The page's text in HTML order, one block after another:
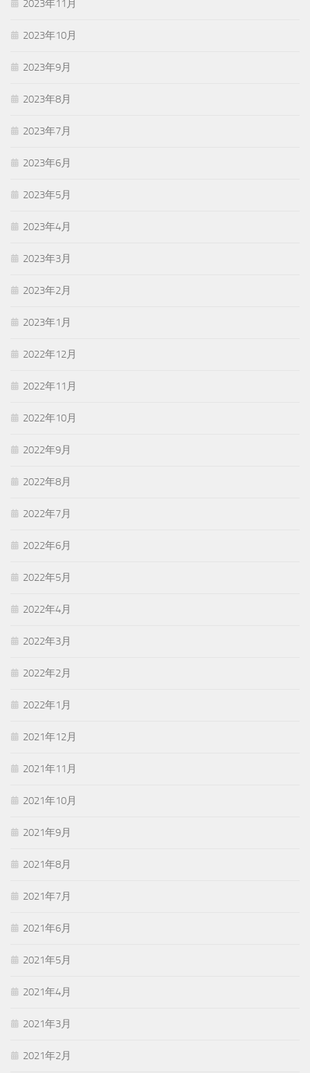
2023年11月
2023年10月
2023年9月
2023年8月
2023年7月
2023年6月
2023年5月
2023年4月
2023年3月
2023年2月
2023年1月
2022年12月
2022年11月
2022年10月
2022年9月
2022年8月
2022年7月
2022年6月
2022年5月
2022年4月
2022年3月
2022年2月
2022年1月
2021年12月
2021年11月
2021年10月
2021年9月
2021年8月
2021年7月
2021年6月
2021年5月
2021年4月
2021年3月
2021年2月